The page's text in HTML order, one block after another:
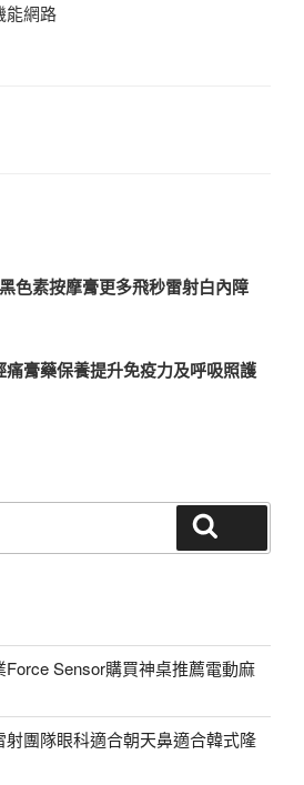
能網路
色素按摩膏更多飛秒雷射白內障
膏藥保養提升免疫力及呼吸照護
Sensor購買神桌推薦電動麻
團隊眼科適合朝天鼻適合韓式隆